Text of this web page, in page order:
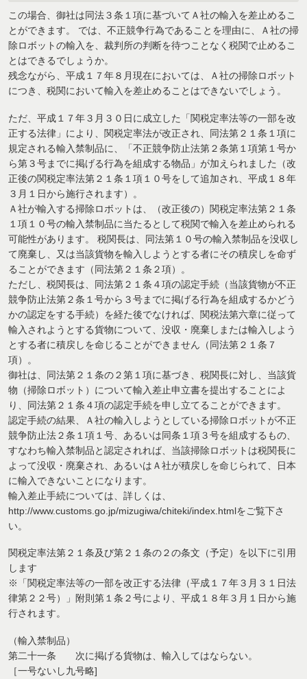
この場合、御社は同法３条１項に基づいてＡ社の輸入を差止めるこ
とができます。 では、不正競争行為であることを理由に、Ａ社の掃
除ロボットの輸入を、裁判所の判断を待つことなく税関で止めるこ
とはできるでしょうか。
残念ながら、平成１７年８月現在においては、Ａ社の掃除ロボット
につき、税関において輸入を差止めることはできないでしょう。
ただ、平成１７年３月３０日に成立した「関税定率法等の一部を改
正する法律」により、関税定率法が改正され、同法第２１条１項に
規定される輸入禁制品に、「不正競争防止法第２条第１項第１号か
ら第３号までに掲げる行為を組成する物品」が加えられました（改
正後の関税定率法第２１条１項１０号をして追加され、平成１８年
３月１日から施行されます）。
Ａ社が輸入する掃除ロボットは、（改正後の）関税定率法第２１条
１項１０号の輸入禁制品に当たるとして税関で輸入を差止められる
可能性があります。 税関長は、同法第１０号の輸入禁制品を没収し
て廃棄し、又は当該貨物を輸入しようとする者にその積戻しを命ず
ることができます（同法第２１条２項）。
ただし、税関長は、同法第２１条４項の認定手続（当該貨物が不正
競争防止法第２条１号から３号までに掲げる行為を組成するかどう
かの認定をする手続）を経た後でなければ、関税法第六章に従って
輸入されようとする貨物について、没収・廃棄しまたは輸入しよう
とする者に積戻しを命じることができません（同法第２１条７
項）。
御社は、同法第２１条の２第１項に基づき、税関長に対し、当該貨
物（掃除ロボット）について輸入差止申立書を提出することによ
り、同法第２１条４項の認定手続を申し立てることができます。
認定手続の結果、Ａ社の輸入しようとしている掃除ロボットが不正
競争防止法２条１項１号、あるいは同条１項３号を組成するもの、
すなわち輸入禁制品と認定されれば、当該掃除ロボットは税関長に
よって没収・廃棄され、あるいはＡ社が積戻しを命じられて、日本
に輸入できないことになります。
輸入差止手続については、詳しくは、
http://www.customs.go.jp/mizugiwa/chiteki/index.htmlをご覧下さ
い。
関税定率法第２１条及び第２１条の２の条文（予定）を以下に引用
します
※「関税定率法等の一部を改正する法律（平成１７年３月３１日法
律第２２号）」附則第１条２号により、平成１８年３月１日から施
行されます。
（輸入禁制品）
第二十一条 次に掲げる貨物は、輸入してはならない。
［一号ないし九号略]